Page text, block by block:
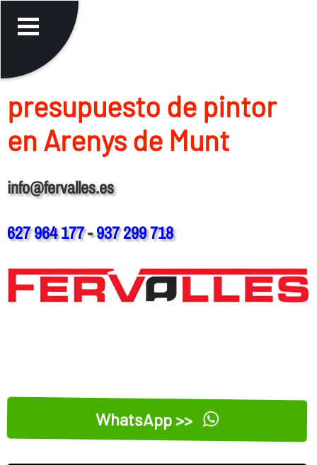
presupuesto de pintor
en Arenys de Munt
info@fervalles.es
627 964 177-937 299 718
WhatsApp >>